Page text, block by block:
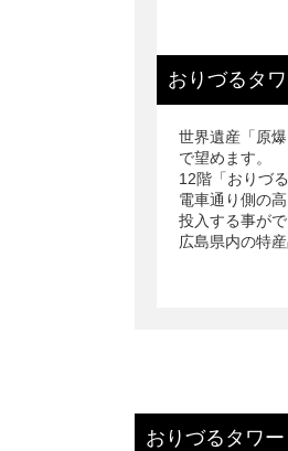
おりづるタ
世界遺産「原
で望めます。
12階「おりづ
電車通り側の
投入する事がで
広島県内の特
おりづるタワー